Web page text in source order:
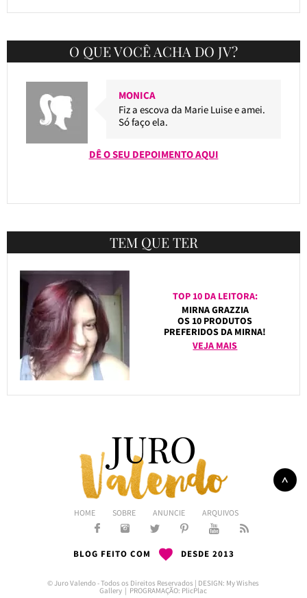
O QUE VOCÊ ACHA DO JV?
MONICA
Fiz a escova da Marie Luise e amei.
Só faço ela.
DÊ O SEU DEPOIMENTO AQUI
TEM QUE TER
TOP 10 DA LEITORA:
MIRNA GRAZZIA
OS 10 PRODUTOS
PREFERIDOS DA MIRNA!
VEJA MAIS
HOME SOBRE ANUNCIE ARQUIVOS
BLOG FEITO COM DESDE 2013
© Juro Valendo - Todos os Direitos Reservados | DESIGN: My Wishes
Gallery | PROGRAMAÇÃO: PlicPlac